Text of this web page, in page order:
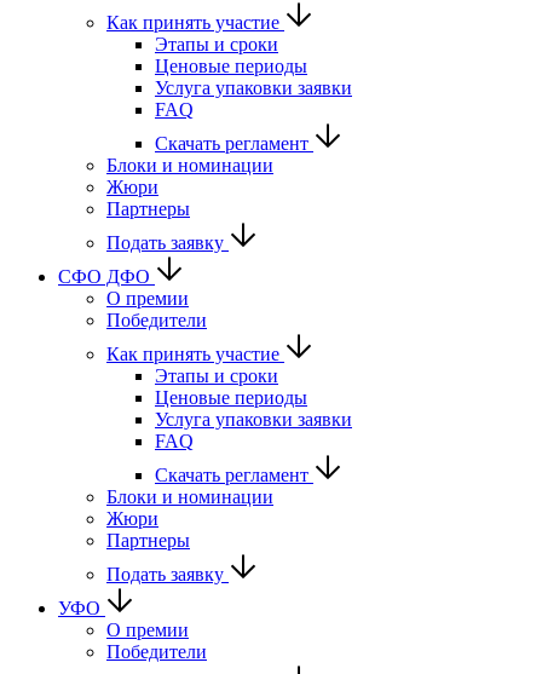
Как принять участие
Этапы и сроки
Ценовые периоды
Услуга упаковки заявки
FAQ
Скачать регламент
Блоки и номинации
Жюри
Партнеры
Подать заявку
CФО ДФО
О премии
Победители
Как принять участие
Этапы и сроки
Ценовые периоды
Услуга упаковки заявки
FAQ
Скачать регламент
Блоки и номинации
Жюри
Партнеры
Подать заявку
УФО
О премии
Победители